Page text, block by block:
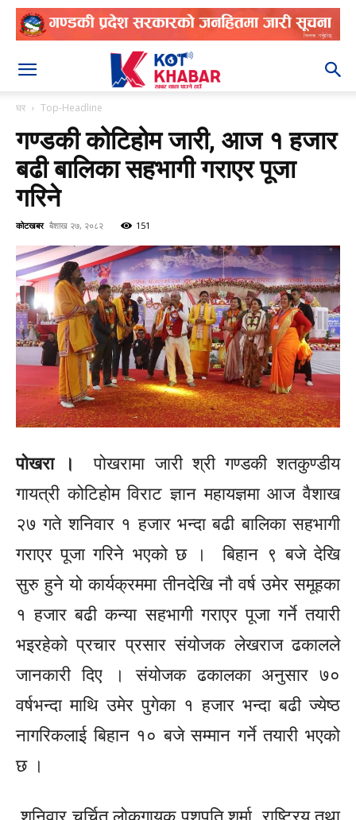
घर Top-Headline
गण्डकी कोटिहोम जारी, आज १ हजार
बढी बालिका सहभागी गराएर पूजा
गरिने
कोटखबर बैशाख २७, २०८२ 151
पोखरा । पोखरामा जारी श्री गण्डकीशतकुण्डीय
गायत्री कोटिहोम विराट ज्ञान महायज्ञमाआज वैशाख
२७ गते शनिवार १ हजार भन्दा बढी बालिका सहभागी
गराएर पूजा गरिने भएको छ । बिहान ९ बजे देखि
सुरु हुने यो कार्यक्रममा तीनदेखि नौ वर्ष उमेर समूहका
१ हजार बढी कन्या सहभागी गराएर पूजा गर्ने तयारी
भइरहेको प्रचार प्रसार संयोजक लेखराज ढकालले
जानकारी दिए । संयोजक ढकालका अनुसार ७०
वर्षभन्दा माथि उमेर पुगेका १ हजार भन्दा बढी ज्येष्ठ
नागरिकलाई बिहान १० बजे सम्मान गर्ने तयारी भएको
छ ।
शनिवार चर्चित लोकगायक पशुपति शर्मा, राष्ट्रिय तथा